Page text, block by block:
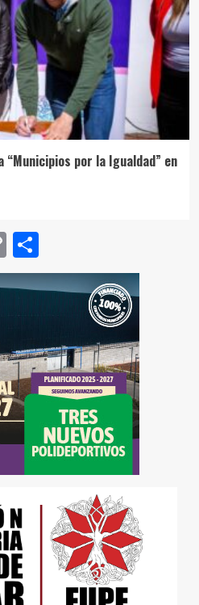
“Municipios por la Igualdad” en
Copy
Link
Compartir